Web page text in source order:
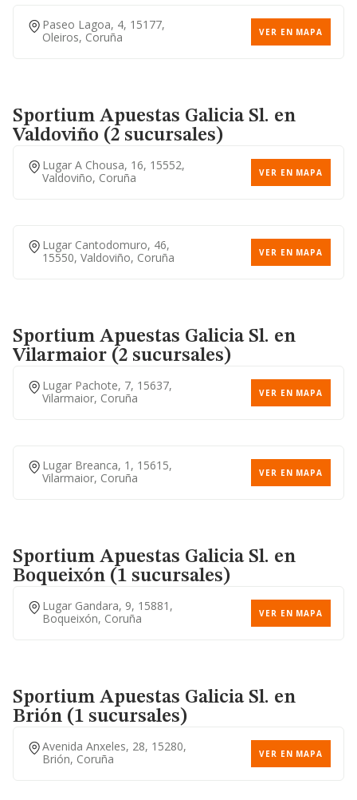
Paseo Lagoa, 4, 15177,
Oleiros, Coruña
VER EN MAPA
Sportium Apuestas Galicia Sl. en
Valdoviño (2 sucursales)
Lugar A Chousa, 16, 15552,
Valdoviño, Coruña
VER EN MAPA
Lugar Cantodomuro, 46,
15550, Valdoviño, Coruña
VER EN MAPA
Sportium Apuestas Galicia Sl. en
Vilarmaior (2 sucursales)
Lugar Pachote, 7, 15637,
Vilarmaior, Coruña
VER EN MAPA
Lugar Breanca, 1, 15615,
Vilarmaior, Coruña
VER EN MAPA
Sportium Apuestas Galicia Sl. en
Boqueixón (1 sucursales)
Lugar Gandara, 9, 15881,
Boqueixón, Coruña
VER EN MAPA
Sportium Apuestas Galicia Sl. en
Brión (1 sucursales)
Avenida Anxeles, 28, 15280,
Brión, Coruña
VER EN MAPA